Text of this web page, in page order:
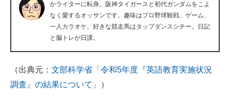
IT製品の技術・比較・事例
製造業のIT導入・活用を支援
モノづくり技術者専門サイト
エレクトロニクス専門サイト
かライターに転身。阪神タイガースと初代ガンダムをこよ
なく愛するオッサンです。趣味はプロ野球観戦、ゲーム、
一人カラオケ。好きな競走馬はタップダンスシチー。日記
と脳トレが日課。
（出典元： 文部科学省「令和5年度『英語教育実施状況
調査』の結果について」
）